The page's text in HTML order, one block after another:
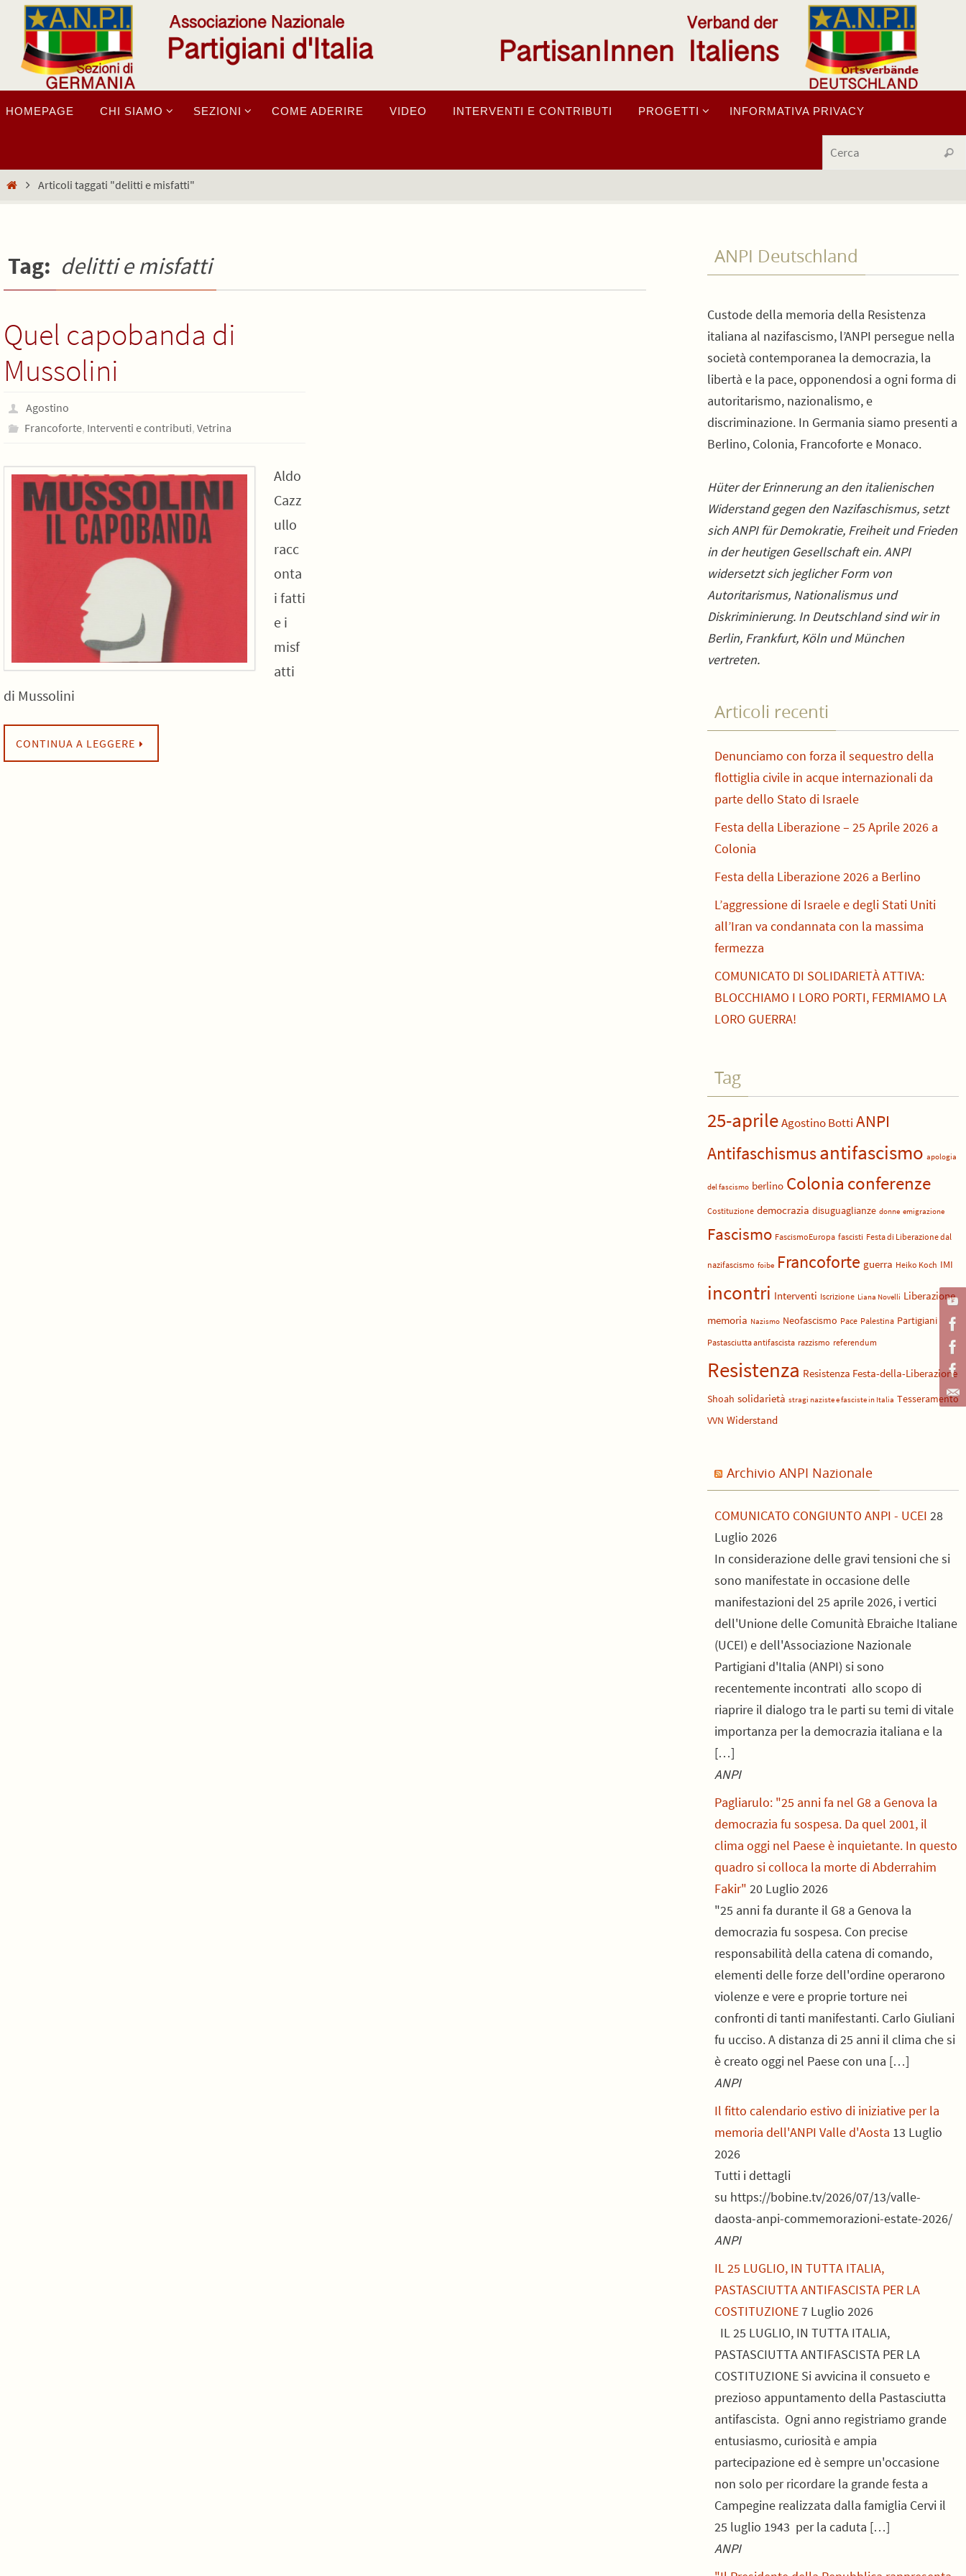
Salta
contenuto
alHOMEPAGE CHI SIAMO SEZIONI COME ADERIRE VIDEO INTERVENTI E CONTRIBUTI PROGETTI INFORMATIVA PRIVACY
Cerca
HomeArticoli taggati "delitti e misfatti"
Tag: delitti e misfatti
Quel capobanda di
Mussolini
Agostino
Francoforte, Interventi e contributi, Vetrina
Aldo
Cazz
ullo
racc
onta
i fatti
e i
misf
atti
di Mussolini
CONTINUA A LEGGERE
ANPI Deutschland
Custode della memoria della Resistenza
italiana al nazifascismo, l’ANPI persegue nella
società contemporanea la democrazia, la
libertà e la pace, opponendosi a ogni forma di
autoritarismo, nazionalismo, e
discriminazione. In Germania siamo presenti a
Berlino, Colonia, Francoforte e Monaco.
Hüter der Erinnerung an den italienischen
Widerstand gegen den Nazifaschismus, setzt
sich ANPI für Demokratie, Freiheit und Frieden
in der heutigen Gesellschaft ein. ANPI
widersetzt sich jeglicher Form von
Autoritarismus, Nationalismus und
Diskriminierung. In Deutschland sind wir in
Berlin, Frankfurt, Köln und München
vertreten.
Articoli recenti
Denunciamo con forza il sequestro della
flottiglia civile in acque internazionali da
parte dello Stato di Israele
Festa della Liberazione – 25 Aprile 2026 a
Colonia
Festa della Liberazione 2026 a Berlino
L’aggressione di Israele e degli Stati Uniti
all’Iran va condannata con la massima
fermezza
COMUNICATO DI SOLIDARIETÀ ATTIVA:
BLOCCHIAMO I LORO PORTI, FERMIAMO LA
LORO GUERRA!
Tag
25-aprileAgostino Botti ANPI
Antifaschismusantifascismo apologia
del fascismo berlino Colonia conferenze
Costituzione democrazia disuguaglianze donne emigrazione
Fascismo FascismoEuropa fascisti Festa di Liberazione dal
nazifascismo foibe Francoforte guerra Heiko Koch IMI
incontri Interventi Iscrizione Liana Novelli Liberazione
memoria Nazismo Neofascismo Pace Palestina Partigiani
Pastasciutta antifascista razzismo referendum
Resistenza Resistenza Festa-della-Liberazione
Shoah solidarietà stragi naziste e fasciste in Italia Tesseramento
VVN Widerstand
Archivio ANPI Nazionale
COMUNICATO CONGIUNTO ANPI - UCEI 28
Luglio 2026
In considerazione delle gravi tensioni che si
sono manifestate in occasione delle
manifestazioni del 25 aprile 2026, i vertici
dell'Unione delle Comunità Ebraiche Italiane
(UCEI) e dell'Associazione Nazionale
Partigiani d'Italia (ANPI) si sono
recentemente incontrati allo scopo di
riaprire il dialogo tra le parti su temi di vitale
importanza per la democrazia italiana e la
[…]
ANPI
Pagliarulo: "25 anni fa nel G8 a Genova la
democrazia fu sospesa. Da quel 2001, il
clima oggi nel Paese è inquietante. In questo
quadro si colloca la morte di Abderrahim
Fakir" 20 Luglio 2026
"25 anni fa durante il G8 a Genova la
democrazia fu sospesa. Con precise
responsabilità della catena di comando,
elementi delle forze dell'ordine operarono
violenze e vere e proprie torture nei
confronti di tanti manifestanti. Carlo Giuliani
fu ucciso. A distanza di 25 anni il clima che si
è creato oggi nel Paese con una […]
ANPI
Il fitto calendario estivo di iniziative per la
memoria dell'ANPI Valle d'Aosta 13 Luglio
2026
Tutti i dettagli
su https://bobine.tv/2026/07/13/valle-
daosta-anpi-commemorazioni-estate-2026/
ANPI
IL 25 LUGLIO, IN TUTTA ITALIA,
PASTASCIUTTA ANTIFASCISTA PER LA
COSTITUZIONE7 Luglio 2026
IL 25 LUGLIO, IN TUTTA ITALIA,
PASTASCIUTTA ANTIFASCISTA PER LA
COSTITUZIONE Si avvicina il consueto e
prezioso appuntamento della Pastasciutta
antifascista. Ogni anno registriamo grande
entusiasmo, curiosità e ampia
partecipazione ed è sempre un'occasione
non solo per ricordare la grande festa a
Campegine realizzata dalla famiglia Cervi il
25 luglio 1943 per la caduta […]
ANPI